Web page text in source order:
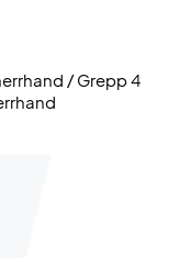
/ Grepp 4